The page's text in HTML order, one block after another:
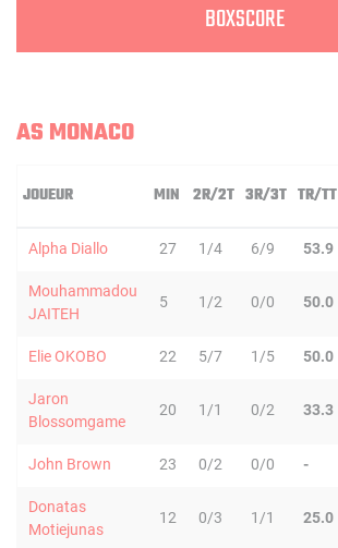
BOXSCORE
AS MONACO
JOUEUR MIN 2R/2T 3R/3T TR/TT
Alpha Diallo 27 1/4 6/9 53.9
Mouhammadou
JAITEH
5 1/2 0/0 50.0
Elie OKOBO 22 5/7 1/5 50.0
Jaron
Blossomgame
20 1/1 0/2 33.3
John Brown 23 0/2 0/0 -
Donatas
Motiejunas
12 0/3 1/1 25.0